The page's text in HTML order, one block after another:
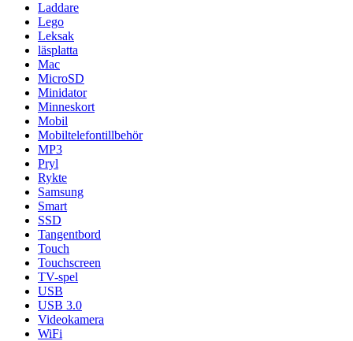
Laddare
Lego
Leksak
läsplatta
Mac
MicroSD
Minidator
Minneskort
Mobil
Mobiltelefontillbehör
MP3
Pryl
Rykte
Samsung
Smart
SSD
Tangentbord
Touch
Touchscreen
TV-spel
USB
USB 3.0
Videokamera
WiFi